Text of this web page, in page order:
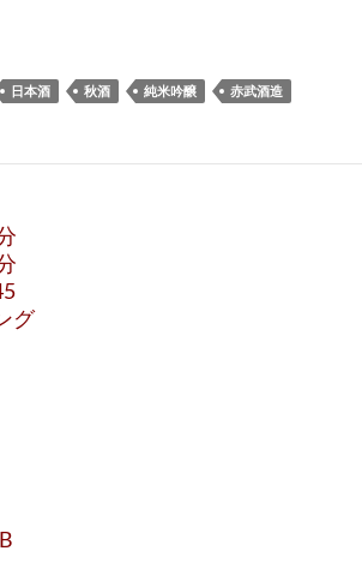
日本酒 秋酒 純米吟醸 赤武酒造
グ